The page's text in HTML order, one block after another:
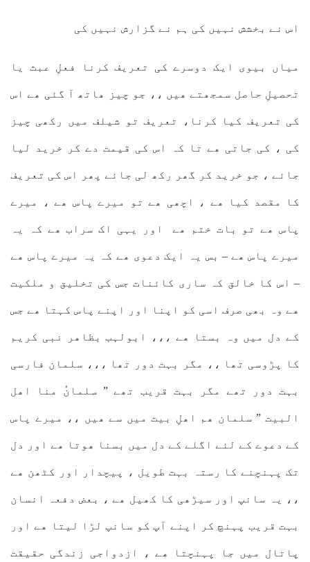
اس نے بخشش نہیں کی ہم نے گزارش نہیں کی
میاں بیوی ایک دوسرے کی تعریف کرنا فعلِ عبث یا
تحصیلِ حاصل سمجھتے ھیں ،، جو چیز ھاتھ آ گئی ھے اس
کی تعریف کیا کرنا، تعریف تو شیلف میں رکھی چیز
کی ، کی جاتی ھے تا کہ اس کی قیمت دے کر خرید لیا
جائے ، جو خرید کر گھر رکھ لی جائے پھر اس کی تعریف
کا مقصد کیا ھے ، اچھی ھے تو میرے پاس ھے ، میرے
پاس ھے تو بات ختم ھے اور یہی اک سراب ھے کہ یہ
میرے پاس ھے – بس یہ ایک دعوی ھے کہ یہ میرے پاس ھے
– اس کا خالق کہ ساری کائنات جس کی تخلیق و ملکیت
ھے وہ بھی صرف اسی کو اپنا اور اپنے پاس کہتا ھے جس
کے دل میں وہ بستا ھے ،،، ابولہب بظاھر نبی کریم
کا پڑوسی تھا ،، مگر بہت دور تھا ،،، سلمان فارسی
بہت دور تھے مگر بہت قریب تھے ” سلمانُ منا اھل
البیت ” سلمان ھم اھلِ بیت میں سے ھیں ،، میرے پاس
کے دعوے کے لئے اگلے کے دل میں بسنا ھوتا ھے اور دل
تک پہنچنے کا رستہ بہت طویل ، پیچدار اور کٹھن ھے
،، یہ سانپ اور سیڑھی کا کھیل ھے ، بعض دفعہ انسان
بہت قریب پہنچ کر اپنے آپ کو سانپ لڑا لیتا ھے اور
پاتال میں جا پہنچتا ھے ، ازدواجی زندگی حقیقت